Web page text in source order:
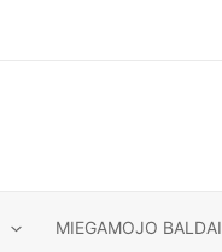
MIEGAMOJO BALDAI